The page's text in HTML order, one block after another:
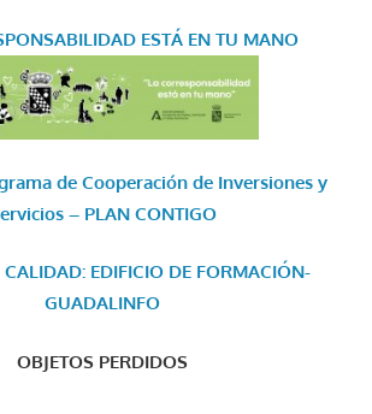
ESTÁ EN TU MANO
de Cooperación de Inversiones y
– PLAN CONTIGO
CALIDAD: EDIFICIO DE FORMACIÓN-
GUADALINFO
OBJETOS PERDIDOS